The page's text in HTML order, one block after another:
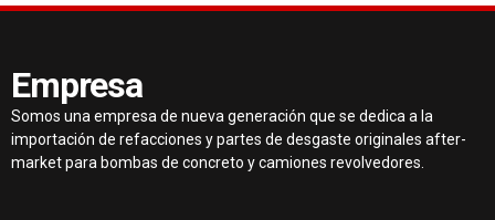
Empresa
Somos una empresa de nueva generación que se dedica a la
importación de refacciones y partes de desgaste originales after-
market para bombas de concreto y camiones revolvedores.